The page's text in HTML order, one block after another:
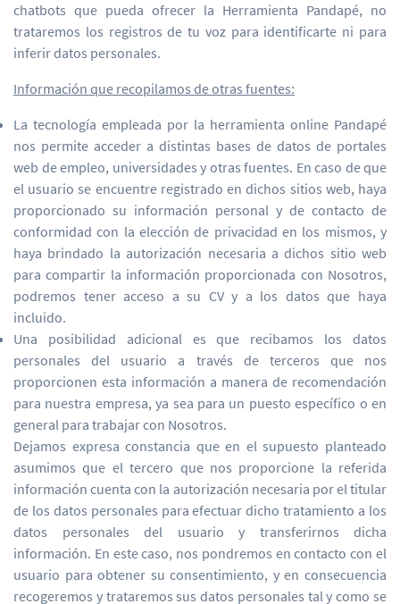
chatbots que pueda ofrecer la Herramienta Pandapé, no
trataremos los registros de tu voz para identificarte ni para
inferir datos personales.
Información que recopilamos de otras fuentes:
La tecnología empleada por la herramienta online Pandapé
nos permite acceder a distintas bases de datos de portales
web de empleo, universidades y otras fuentes. En caso de que
el usuario se encuentre registrado en dichos sitios web, haya
proporcionado su información personal y de contacto de
conformidad con la elección de privacidad en los mismos, y
haya brindado la autorización necesaria a dichos sitio web
para compartir la información proporcionada con Nosotros,
podremos tener acceso a su CV y a los datos que haya
incluido.
Una posibilidad adicional es que recibamos los datos
personales del usuario a través de terceros que nos
proporcionen esta información a manera de recomendación
para nuestra empresa, ya sea para un puesto específico o en
general para trabajar con Nosotros.
Dejamos expresa constancia que en el supuesto planteado
asumimos que el tercero que nos proporcione la referida
información cuenta con la autorización necesaria por el titular
de los datos personales para efectuar dicho tratamiento a los
datos personales del usuario y transferirnos dicha
información. En este caso, nos pondremos en contacto con el
usuario para obtener su consentimiento, y en consecuencia
recogeremos y trataremos sus datos personales tal y como se